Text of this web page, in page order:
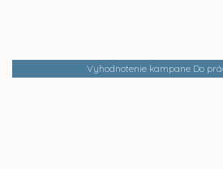
Vyhodnotenie kampane Do